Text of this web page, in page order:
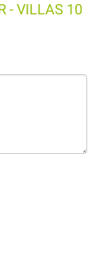
- VILLAS 10